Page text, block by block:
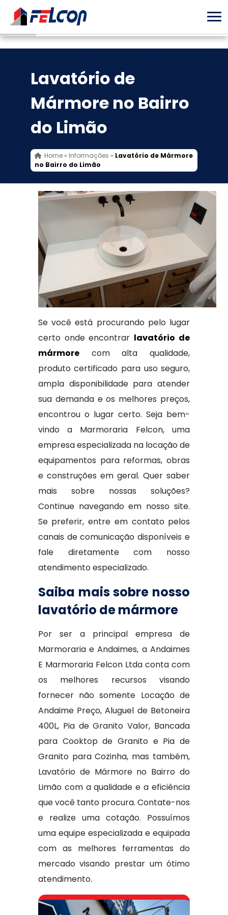
Lavatório de
Mármore no Bairro
do Limão
Home» Informações » Lavatório de Mármore
no Bairro do Limão
Se você está procurando pelo lugar
certo onde encontrar lavatório de
mármorecom alta qualidade,
produto certificado para uso seguro,
ampla disponibilidade para atender
sua demanda e os melhores preços,
encontrou o lugar certo. Seja bem-
vindo a Marmoraria Felcon, uma
empresa especializada na locação de
equipamentos para reformas, obras
e construções em geral. Quer saber
mais sobre nossas soluções?
Continue navegando em nosso site.
Se preferir, entre em contato pelos
canais de comunicação disponíveis e
fale diretamente com nosso
atendimento especializado.
Saiba mais sobre nosso
lavatório de mármore
Por ser a principal empresa de
Marmoraria e Andaimes, a Andaimes
E Marmoraria Felcon Ltda conta com
os melhores recursos visando
fornecer não somente Locação de
Andaime Preço, Aluguel de Betoneira
400L, Pia de Granito Valor, Bancada
para Cooktop de Granito e Pia de
Granito para Cozinha, mas também,
Lavatório de Mármore no Bairro do
Limão com a qualidade e a eficiência
que você tanto procura. Contate-nos
e realize uma cotação. Possuímos
uma equipe especializada e equipada
com as melhores ferramentas do
mercado visando prestar um ótimo
atendimento.